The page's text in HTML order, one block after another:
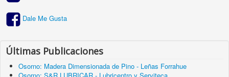
Dale Me Gusta
Últimas Publicaciones
Osorno: Madera Dimensionada de Pino - Leñas Forrahue